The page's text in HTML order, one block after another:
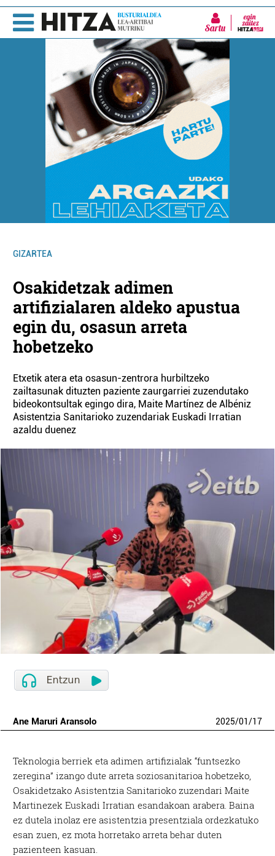
Sartu
GIZARTEA
Osakidetzak adimen
artifizialaren aldeko apustua
egin du, osasun arreta
hobetzeko
Etxetik atera eta osasun-zentrora hurbiltzeko
zailtasunak dituzten paziente zaurgarriei zuzendutako
bideokontsultak egingo dira, Maite Martínez de Albéniz
Asistentzia Sanitarioko zuzendariak Euskadi Irratian
azaldu duenez
Ane Maruri Aransolo 2025/01/17
Teknologia berriek eta adimen artifizialak “funtsezko
zeregina” izango dute arreta soziosanitarioa hobetzeko,
Osakidetzako Asistentzia Sanitarioko zuzendari Maite
Martinezek Euskadi Irratian esandakoan arabera. Baina
ez dutela inolaz ere asistentzia presentziala ordezkatuko
esan zuen, ez mota horretako arreta behar duten
pazienteen kasuan.